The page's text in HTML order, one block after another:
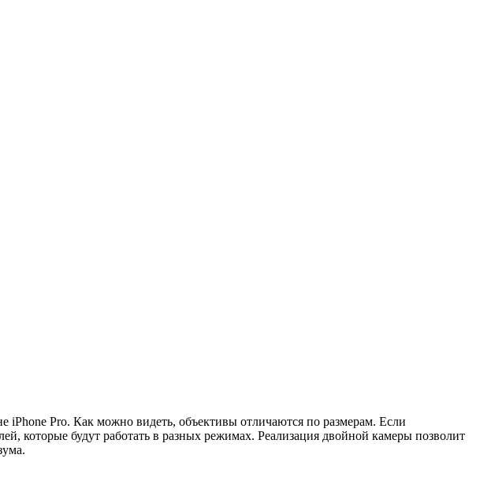
iPhone Pro. Как можно видеть, объективы отличаются по размерам. Если
которые будут работать в разных режимах. Реализация двойной камеры позволит